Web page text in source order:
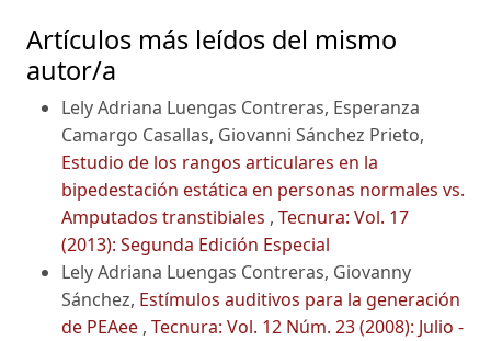
Artículos más leídos del mismo
autor/a
Lely Adriana Luengas Contreras, Esperanza
Camargo Casallas, Giovanni Sánchez Prieto,
Estudio de los rangos articulares en la
bipedestación estática en personas normales vs.
Amputados transtibiales , Tecnura: Vol. 17
(2013): Segunda Edición Especial
Lely Adriana Luengas Contreras, Giovanny
Sánchez, Estímulos auditivos para la generación
de PEAee , Tecnura: Vol. 12 Núm. 23 (2008): Julio -